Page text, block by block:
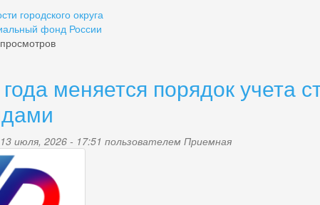
городского округа
фонд России
меняется порядок учета
июля, 2026 - 17:51 пользователем Приемная